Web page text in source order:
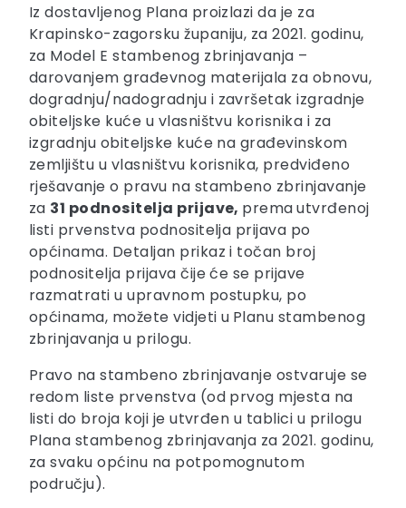
Iz dostavljenog Plana proizlazi da je za
Krapinsko-zagorsku županiju, za 2021. godinu,
za Model E stambenog zbrinjavanja –
darovanjem građevnog materijala za obnovu,
dogradnju/nadogradnju i završetak izgradnje
obiteljske kuće u vlasništvu korisnika i za
izgradnju obiteljske kuće na građevinskom
zemljištu u vlasništvu korisnika, predviđeno
rješavanje o pravu na stambeno zbrinjavanje
za 31 podnositelja prijave, premautvrđenoj
listi prvenstva podnositelja prijava po
općinama. Detaljan prikaz i točan broj
podnositelja prijava čije će se prijave
razmatrati u upravnom postupku, po
općinama, možete vidjeti u Planu stambenog
zbrinjavanja u prilogu.
Pravo na stambeno zbrinjavanje ostvaruje se
redom liste prvenstva (od prvog mjesta na
listi do broja koji je utvrđen u tablici u prilogu
Plana stambenog zbrinjavanja za 2021. godinu,
za svaku općinu na potpomognutom
području).